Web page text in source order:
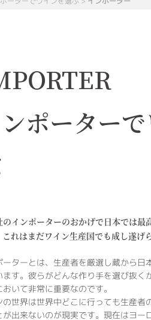
ポーター
のインポーターのおかげで日本では最
これはまだワイン生産国でも成し遂げ
ーターとは、生産者を厳選し蔵から日
ます。彼らがどんな作り手を選び抜く
おいて非常に重要なのです。
の世界は世界中どこに行っても生産者
が出来ないのが現実です。現在はヨー